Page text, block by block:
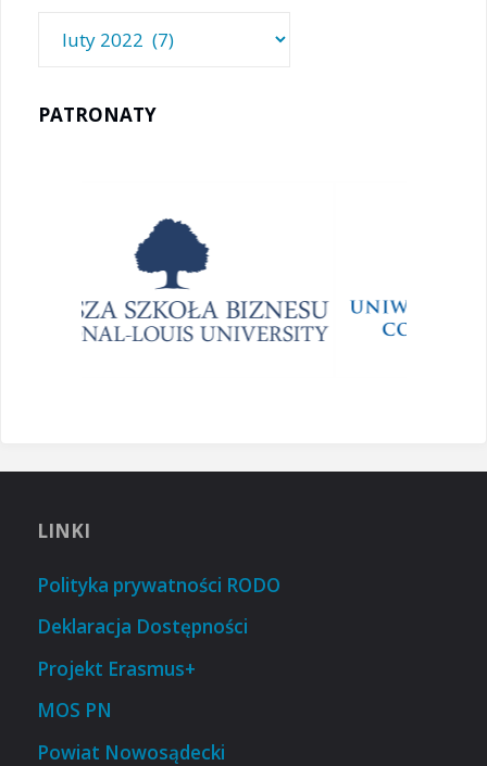
PATRONATY
LINKI
Polityka prywatności RODO
Deklaracja Dostępności
Projekt Erasmus+
MOS PN
Powiat Nowosądecki